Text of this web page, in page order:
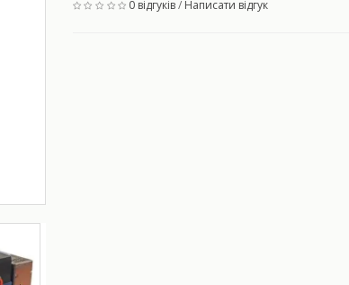
0 відгуків/ Написати відгук